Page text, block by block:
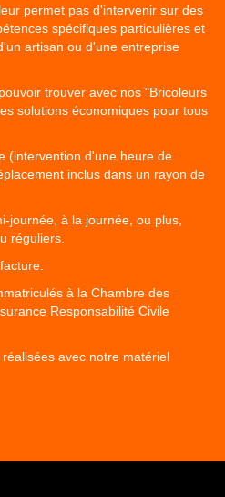
permet pas d'intervenir sur des
spécifiques particulières et
artisan ou d'une entreprise
trouver avec nos "Bricoleurs
solutions économiques pour tous
(intervention d'une heure de
inclus dans un rayon de
journée, à la journée, ou plus,
réguliers.
à la Chambre des
Responsabilité Civile
avec notre matériel